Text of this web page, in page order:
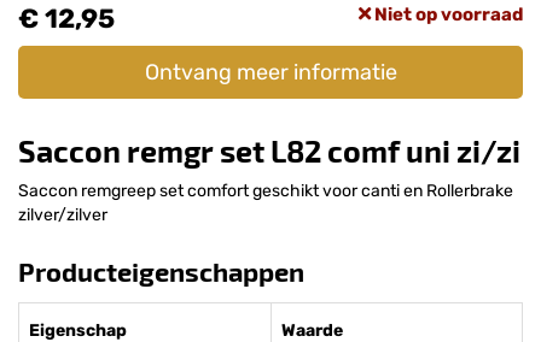
€ 12,95 Niet op voorraad
Ontvang meer informatie
Saccon remgr set L82 comf uni zi/zi
Saccon remgreep set comfort geschikt voor canti en Rollerbrake
zilver/zilver
Producteigenschappen
Eigenschap Waarde